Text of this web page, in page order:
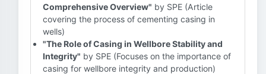
Comprehensive Overview" by SPE (Article
covering the process of cementing casing in
wells)
"The Role of Casing in Wellbore Stability and
Integrity" by SPE (Focuses on the importance of
casing for wellbore integrity and production)